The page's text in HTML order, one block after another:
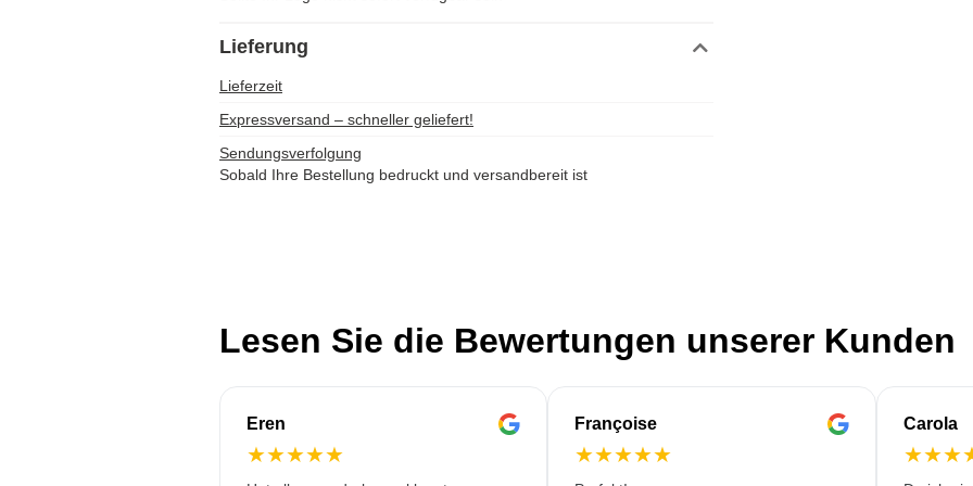
Lieferung
Lieferzeit
Expressversand – schneller geliefert!
Sendungsverfolgung
Sobald Ihre Bestellung bedruckt und versandbereit ist
Lesen Sie die Bewertungen unserer Kunden
Eren
★★★★★
Françoise
★★★★★
Carola
★★★